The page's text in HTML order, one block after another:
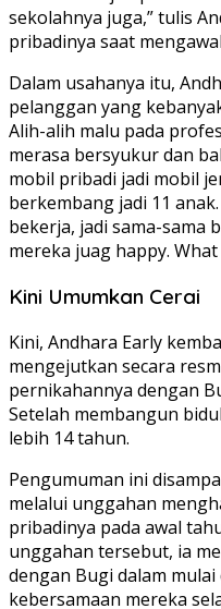
sekolahnya juga,” tulis
pribadinya saat
Dalam usahanya itu,
pelanggan yang
Alih-alih malu pada
merasa bersyukur dan
mobil pribadi jadi mobil
berkembang jadi 11
bekerja, jadi sama-sama
mereka juag happy.
Kini Umumkan Cerai
Kini, Andhara Early
mengejutkan secara
pernikahannya dengan
Setelah membangun
lebih 14 tahun.
Pengumuman ini
melalui unggahan
pribadinya pada awal
unggahan tersebut, ia
dengan Bugi dalam
kebersamaan mereka